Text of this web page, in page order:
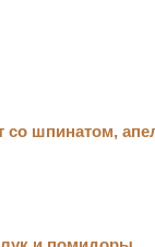
со шпинатом,